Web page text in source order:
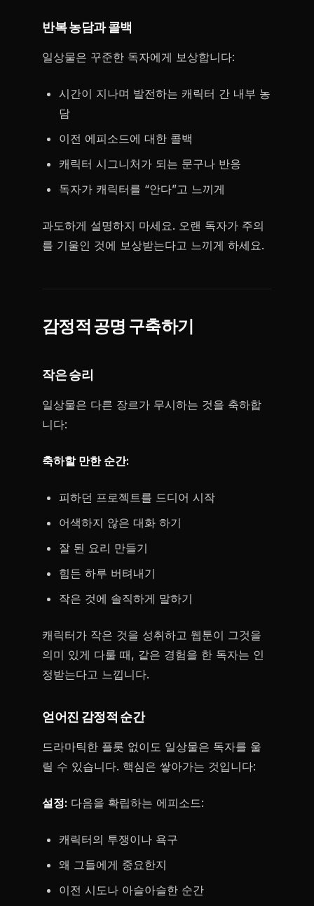
반복 농담과 콜백
일상물은 꾸준한 독자에게 보상합니다:
시간이 지나며 발전하는 캐릭터 간 내부 농
담
이전 에피소드에 대한 콜백
캐릭터 시그니처가 되는 문구나 반응
독자가 캐릭터를 “안다”고 느끼게
과도하게 설명하지 마세요. 오랜 독자가 주의
를 기울인 것에 보상받는다고 느끼게 하세요.
감정적 공명 구축하기
작은 승리
일상물은 다른 장르가 무시하는 것을 축하합
니다:
축하할 만한 순간:
피하던 프로젝트를 드디어 시작
어색하지 않은 대화 하기
잘 된 요리 만들기
힘든 하루 버텨내기
작은 것에 솔직하게 말하기
캐릭터가 작은 것을 성취하고 웹툰이 그것을
의미 있게 다룰 때, 같은 경험을 한 독자는 인
정받는다고 느낍니다.
얻어진 감정적 순간
드라마틱한 플롯 없이도 일상물은 독자를 울
릴 수 있습니다. 핵심은 쌓아가는 것입니다:
설정: 다음을 확립하는 에피소드:
캐릭터의 투쟁이나 욕구
왜 그들에게 중요한지
이전 시도나 아슬아슬한 순간